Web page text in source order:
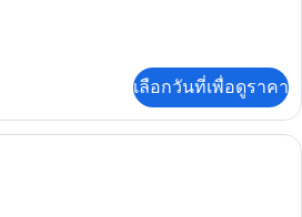
เลือกวันที่เพื่อดูราคา